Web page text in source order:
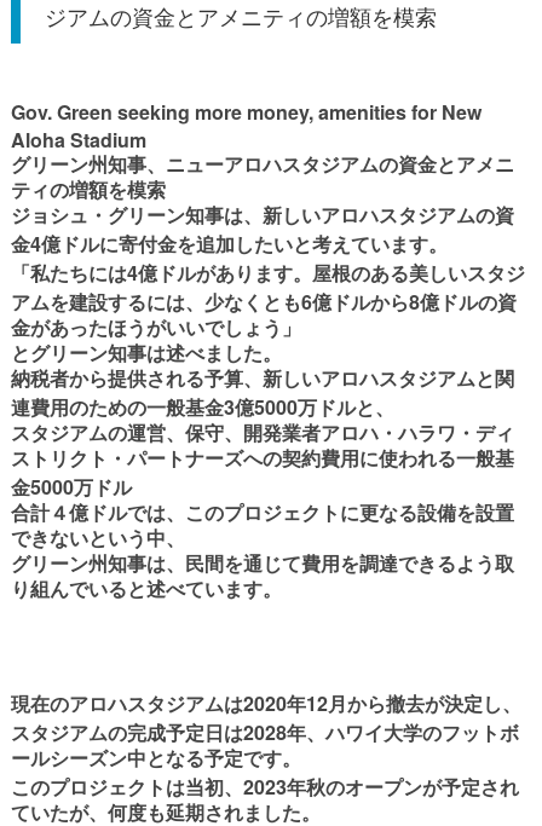
ジアムの資金とアメニティの増額を模索
Gov. Green seeking more money, amenities for New
Aloha Stadium
グリーン州知事、ニューアロハスタジアムの資金とアメニ
ティの増額を模索
ジョシュ・グリーン知事は、新しいアロハスタジアムの資
金4億ドルに寄付金を追加したいと考えています。
「私たちには4億ドルがあります。屋根のある美しいスタジ
アムを建設するには、少なくとも6億ドルから8億ドルの資
金があったほうがいいでしょう」
とグリーン知事は述べました。
納税者から提供される予算、新しいアロハスタジアムと関
連費用のための一般基金3億5000万ドルと、
スタジアムの運営、保守、開発業者アロハ・ハラワ・ディ
ストリクト・パートナーズへの契約費用に使われる一般基
金5000万ドル
合計４億ドルでは、このプロジェクトに更なる設備を設置
できないという中、
グリーン州知事は、民間を通じて費用を調達できるよう取
り組んでいると述べています。
現在のアロハスタジアムは2020年12月から撤去が決定し、
スタジアムの完成予定日は2028年、ハワイ大学のフットボ
ールシーズン中となる予定です。
このプロジェクトは当初、 2023年秋のオープンが予定され
ていたが、何度も延期されました。